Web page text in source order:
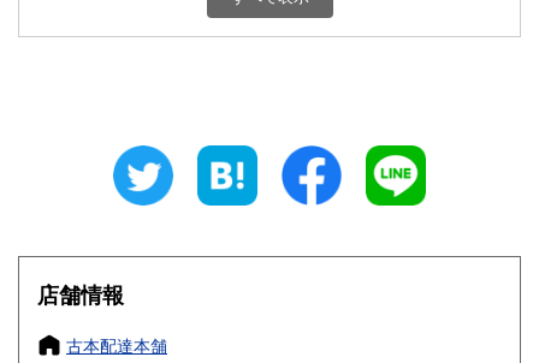
800円 三重県
大阪府
奈良県
店舗情報
古本配達本舗